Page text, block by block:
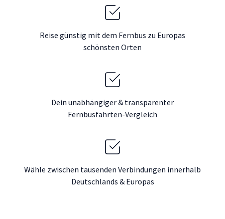
Reise günstig mit dem Fernbus zu Europas
schönsten Orten
Dein unabhängiger & transparenter
Fernbusfahrten-Vergleich
Wähle zwischen tausenden Verbindungen innerhalb
Deutschlands & Europas